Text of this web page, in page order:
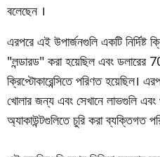
বলেছেন ।
এরপরে এই উপার্জনগুলি একটি নির্দিষ্ট
"লন্ডারড" করা হয়েছিল এবং ডলারের
ক্রিপ্টোকারেন্সিতে পরিণত হয়েছিল।
খোলার জন্য এবং সেখানে লাভগুলি এবং
অ্যাকাউন্টগুলিতে চুরি করা ব্যক্তিগত